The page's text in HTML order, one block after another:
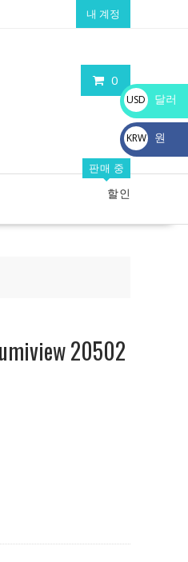
내 계정
0
판매 중
할인
20502
USD
$
달러
KRW
₩
원